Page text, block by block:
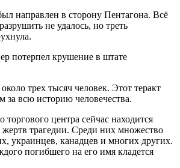
направлен в сторону Пентагона. Всё
не удалось, но треть
потерпел крушение в штате
трех тысяч человек. Этот теракт
за всю историю человечества.
центра сейчас находится
трагедии. Среди них множество
украинцев, канадцев и многих других.
погибшего на его имя кладется